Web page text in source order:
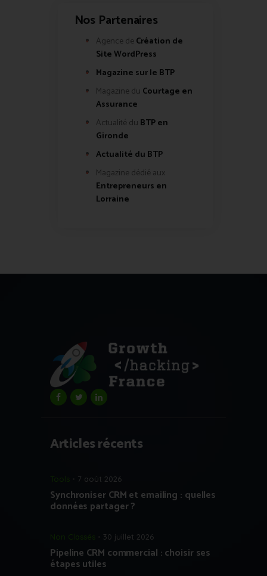
Nos Partenaires
Agence de Création de
Site WordPress
Magazine sur le BTP
Magazine du Courtage en
Assurance
Actualité du BTP en
Gironde
Actualité du BTP
Magazine dédié aux
Entrepreneurs en
Lorraine
Articles récents
Tools 7 août 2026
Synchroniser CRM et emailing : quelles
données partager ?
Non Classés 30 juillet 2026
Pipeline CRM commercial : choisir ses
étapes utiles